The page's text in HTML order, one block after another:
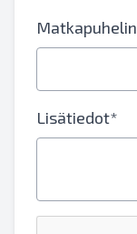
Matkapuhelin
Lisätiedot*